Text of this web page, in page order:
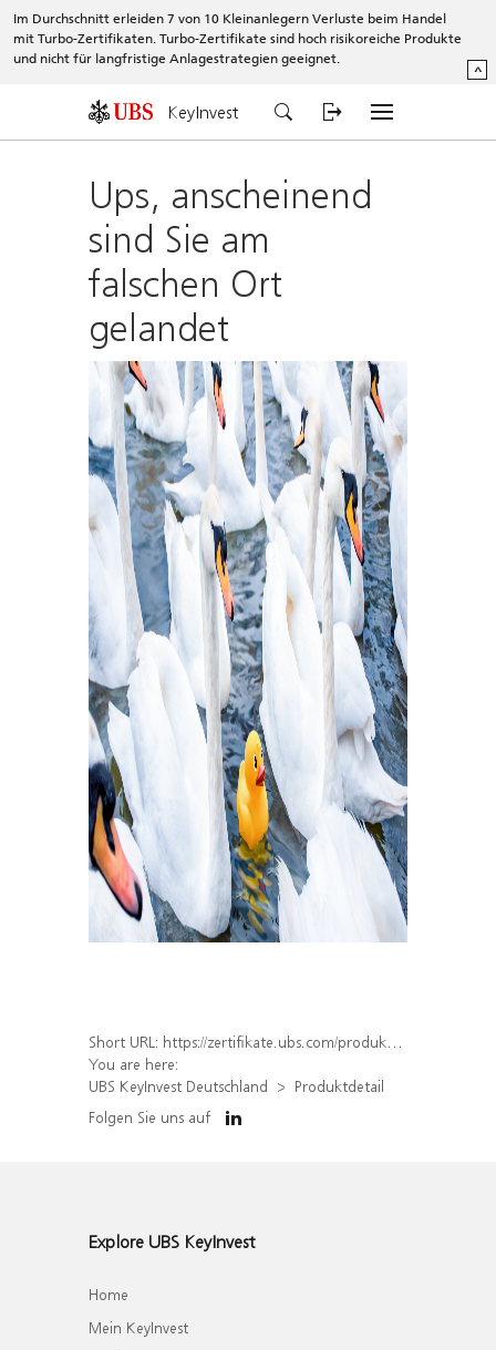
Im Durchschnitt erleiden 7 von 10 Kleinanlegern Verluste beim Handel
mit Turbo-Zertifikaten. Turbo-Zertifikate sind hoch risikoreiche Produkte
und nicht für langfristige Anlagestrategien geeignet.
^
KeyInvest
Ups, anscheinend
sind Sie am
falschen Ort
gelandet
Short URL: https://zertifikate.ubs.com/produkt/detail/index/isin/DE000WA24MK3
You are here:
UBS KeyInvest Deutschland
Produktdetail
Folgen Sie uns auf
Explore UBS KeyInvest
Home
Mein KeyInvest